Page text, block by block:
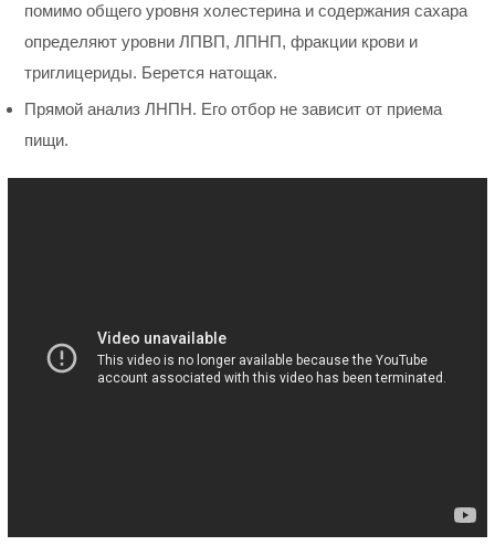
помимо общего уровня холестерина и содержания сахара
определяют уровни ЛПВП, ЛПНП, фракции крови и
триглицериды. Берется натощак.
Прямой анализ ЛНПН. Его отбор не зависит от приема
пищи.